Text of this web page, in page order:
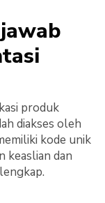
produk
diakses oleh
kode unik
keaslian dan